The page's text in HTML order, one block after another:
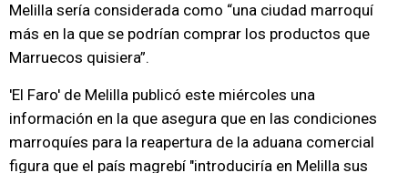
Melilla sería considerada como “una ciudad marroquí
más en la que se podrían comprar los productos que
Marruecos quisiera”.
'El Faro' de Melilla publicó este miércoles una
información en la que asegura que en las condiciones
marroquíes para la reapertura de la aduana comercial
figura que el país magrebí "introduciría en Melilla sus